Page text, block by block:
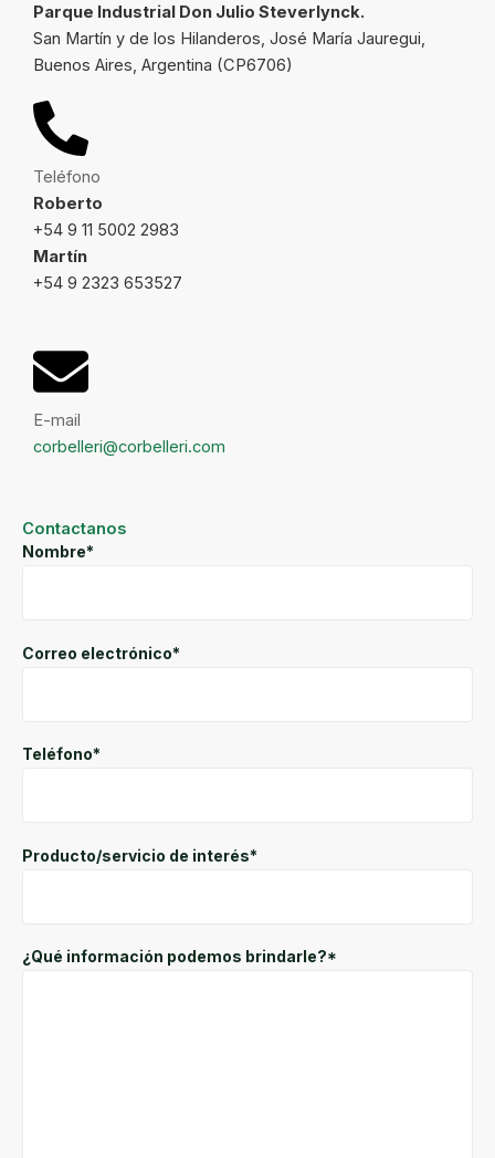
Parque Industrial Don Julio Steverlynck.
San Martín y de los Hilanderos, José María Jauregui,
Buenos Aires, Argentina (CP6706)
Teléfono
Roberto
+54 9 11 5002 2983
Martín
+54 9 2323 653527
E-mail
corbelleri@corbelleri.com
Contactanos
Nombre*
Correo electrónico*
Teléfono*
Producto/servicio de interés*
¿Qué información podemos brindarle?*